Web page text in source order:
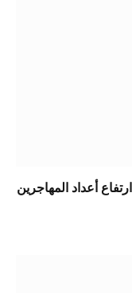
أعداد المهاجرين